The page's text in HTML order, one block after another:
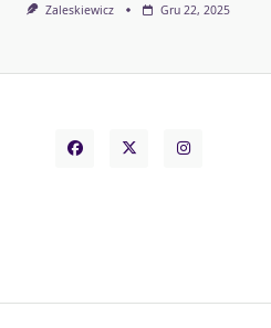
Zaleskiewicz Gru 22, 2025